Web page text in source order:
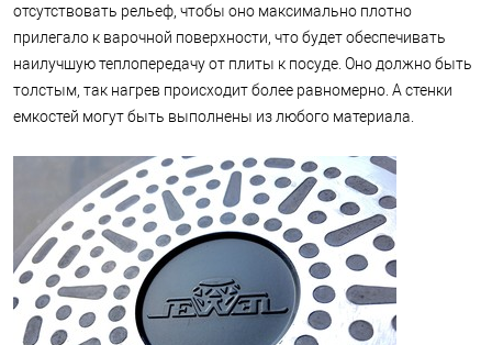
отсутствовать рельеф, чтобы оно максимально плотно
прилегало к варочной поверхности, что будет обеспечивать
наилучшую теплопередачу от плиты к посуде. Оно должно быть
толстым, так нагрев происходит более равномерно. А стенки
емкостей могут быть выполнены из любого материала.